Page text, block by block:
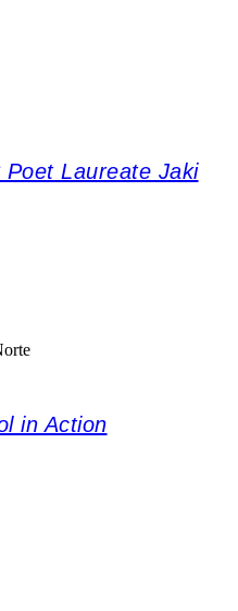
Laureate Jaki
in Action